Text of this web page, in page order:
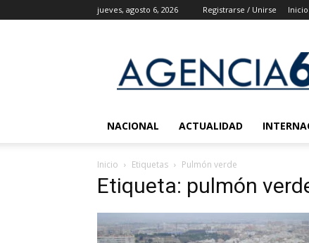
jueves, agosto 6, 2026 Registrarse / Unirse Inicio
6
Noticias
NACIONAL ACTUALIDAD
Inicio Etiquetas Pulmón verde
Etiqueta: pulmón